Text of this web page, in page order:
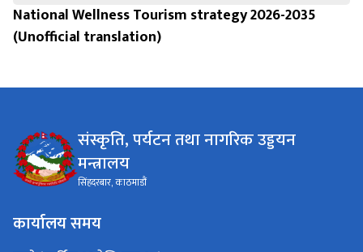
National Wellness Tourism strategy 2026-2035
(Unofficial translation)
संस्कृति, पर्यटन तथा नागरिक उड्डयन
मन्त्रालय
सिंहदरबार, काठमाडौं
कार्यालय समय